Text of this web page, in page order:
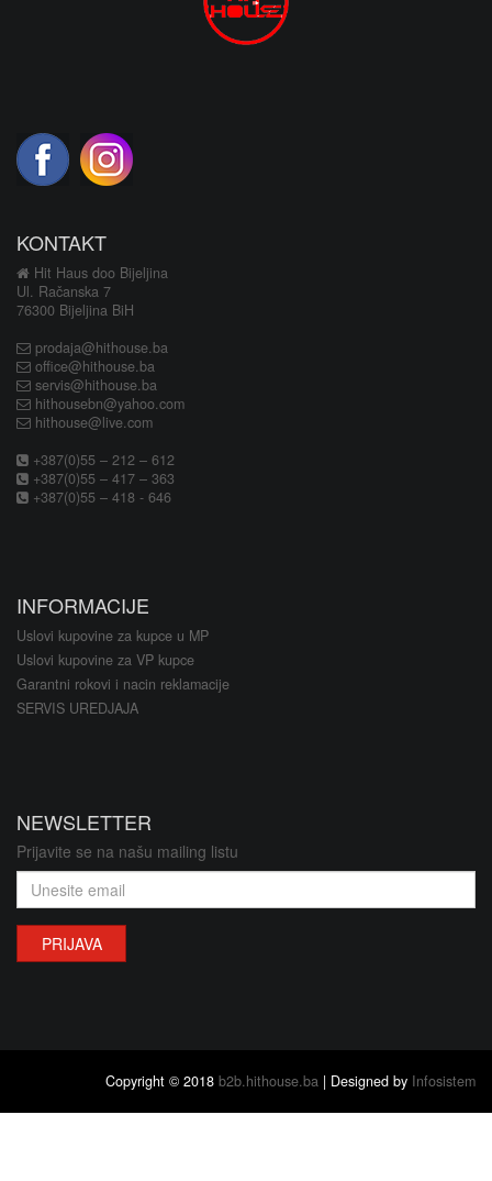
KONTAKT
Hit Haus doo Bijeljina
Ul. Račanska 7
76300 Bijeljina BiH
prodaja@hithouse.ba
office@hithouse.ba
servis@hithouse.ba
hithousebn@yahoo.com
hithouse@live.com
+387(0)55 – 212 – 612
+387(0)55 – 417 – 363
+387(0)55 – 418 - 646
INFORMACIJE
Uslovi kupovine za kupce u MP
Uslovi kupovine za VP kupce
Garantni rokovi i nacin reklamacije
SERVIS UREDJAJA
NEWSLETTER
Prijavite se na našu mailing listu
PRIJAVA
Copyright © 2018 b2b.hithouse.ba | Designed by Infosistem